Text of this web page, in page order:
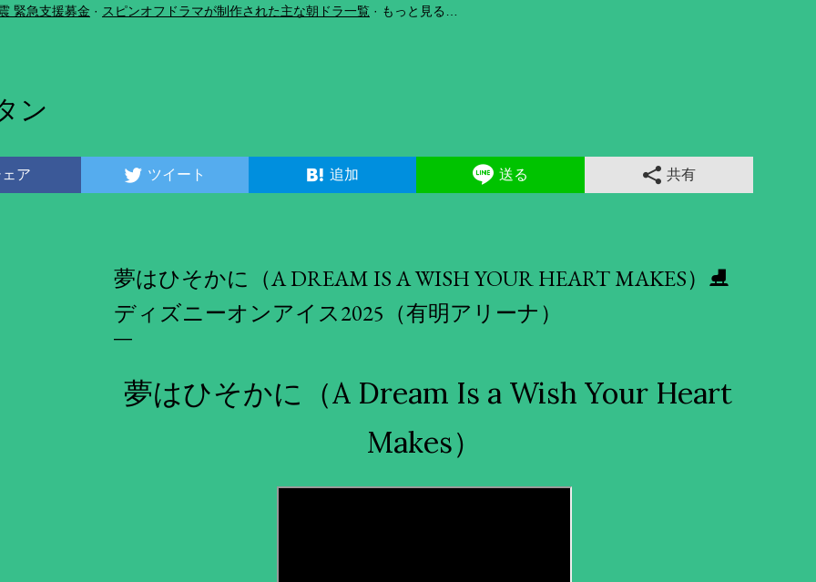
緊急支援募金 スピンオフドラマが制作された主な朝ドラ一覧 もっと見る…
ン
ア ツイート 追加 送る 共有
夢はひそかに（A DREAM IS A WISH YOUR HEART MAKES）⛸
ディズニーオンアイス2025（有明アリーナ）
夢はひそかに（A Dream Is a Wish Your Heart
Makes）